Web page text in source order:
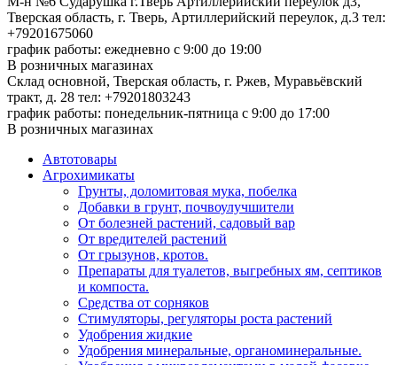
Тверская область, г. Тверь, Артиллерийский переулок, д.3 тел:
+79201675060
график работы: ежедневно с 9:00 до 19:00
В розничных магазинах
Склад основной, Тверская область, г. Ржев, Муравьёвский
тракт, д. 28 тел: +79201803243
график работы: понедельник-пятница с 9:00 до 17:00
В розничных магазинах
Автотовары
Агрохимикаты
Грунты, доломитовая мука, побелка
Добавки в грунт, почвоулучшители
От болезней растений, садовый вар
От вредителей растений
От грызунов, кротов.
Препараты для туалетов, выгребных ям, септиков
и компоста.
Средства от сорняков
Стимуляторы, регуляторы роста растений
Удобрения жидкие
Удобрения минеральные, органоминеральные.